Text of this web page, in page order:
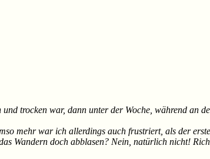
trocken war, dann unter der Woche, während an
mehr war ich allerdings auch frustriert, als der
Wandern doch abblasen? Nein, natürlich nicht!